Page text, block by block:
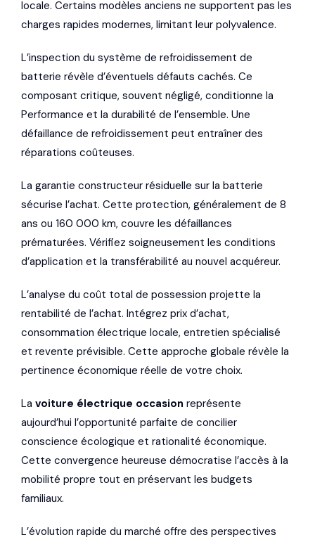
locale. Certains modèles anciens ne supportent pas les
charges rapides modernes, limitant leur polyvalence.
L’inspection du système de refroidissement de
batterie révèle d’éventuels défauts cachés. Ce
composant critique, souvent négligé, conditionne la
Performance et la durabilité de l’ensemble. Une
défaillance de refroidissement peut entraîner des
réparations coûteuses.
La garantie constructeur résiduelle sur la batterie
sécurise l’achat. Cette protection, généralement de 8
ans ou 160 000 km, couvre les défaillances
prématurées. Vérifiez soigneusement les conditions
d’application et la transférabilité au nouvel acquéreur.
L’analyse du coût total de possession projette la
rentabilité de l’achat. Intégrez prix d’achat,
consommation électrique locale, entretien spécialisé
et revente prévisible. Cette approche globale révèle la
pertinence économique réelle de votre choix.
La voiture électrique occasion représente
aujourd’hui l’opportunité parfaite de concilier
conscience écologique et rationalité économique.
Cette convergence heureuse démocratise l’accès à la
mobilité propre tout en préservant les budgets
familiaux.
L’évolution rapide du marché offre des perspectives